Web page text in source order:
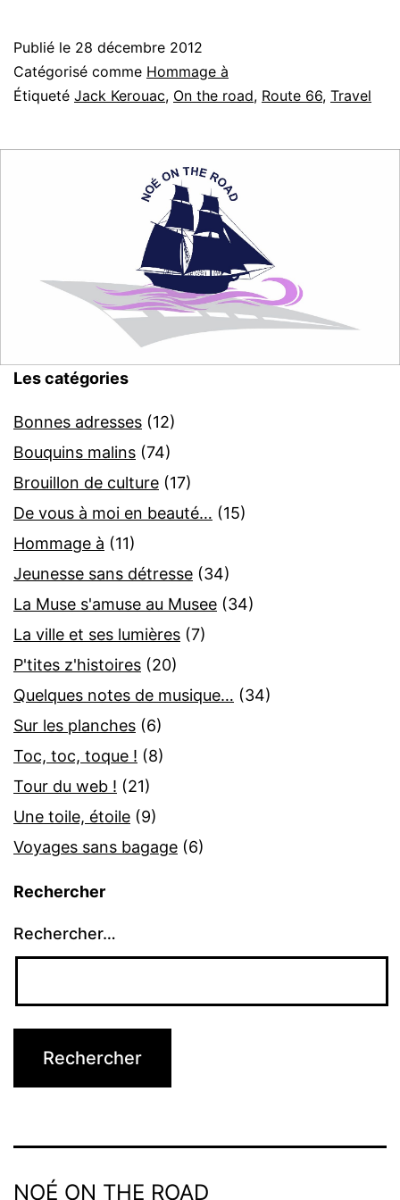
Jack
in
Publié le 28 décembre 2012
Catégorisé comme Hommage à
Étiqueté Jack Kerouac, On the road, Route 66, Travel
Les catégories
Bonnes adresses (12)
Bouquins malins (74)
Brouillon de culture (17)
De vous à moi en beauté… (15)
Hommage à (11)
Jeunesse sans détresse (34)
La Muse s'amuse au Musee (34)
La ville et ses lumières (7)
P'tites z'histoires (20)
Quelques notes de musique… (34)
Sur les planches (6)
Toc, toc, toque ! (8)
Tour du web ! (21)
Une toile, étoile (9)
Voyages sans bagage (6)
Rechercher
Rechercher…
NOÉ ON THE ROAD